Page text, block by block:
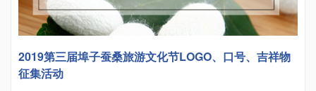
2019第三届埠子蚕桑旅游文化节LOGO、口号、吉祥物
征集活动